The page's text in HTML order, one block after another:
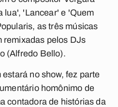
lua', 'Lancear' e 'Quem
as três músicas
remixadas pelos DJs
(Alfredo Bello).
no show, fez parte
homônimo de
contadora de histórias da